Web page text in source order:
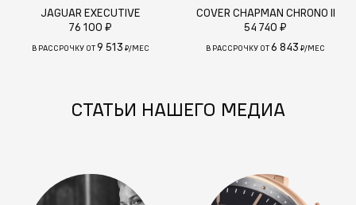
JAGUAR EXECUTIVE
76 100 ₽
В РАССРОЧКУ ОТ9 513 ₽/МЕС
COVER CHAPMAN CHRONO II
54 740 ₽
В РАССРОЧКУ ОТ6 843 ₽/МЕС
СТАТЬИ НАШЕГО МЕДИА